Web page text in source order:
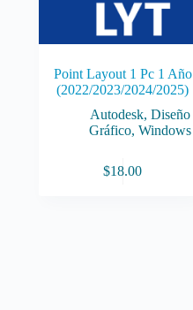
Point Layout 1 Pc 1 Año
(2022/2023/2024/2025)
Autodesk,Diseño
Gráfico,Windows
$18.00